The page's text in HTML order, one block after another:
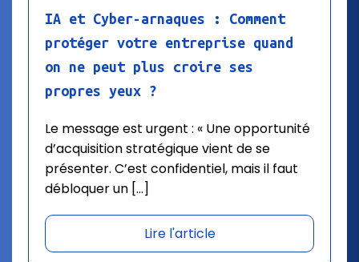
IA et Cyber-arnaques : Comment
protéger votre entreprise quand
on ne peut plus croire ses
propres yeux ?
Le message est urgent : « Une opportunité
d’acquisition stratégique vient de se
présenter. C’est confidentiel, mais il faut
débloquer un […]
Lire l'article